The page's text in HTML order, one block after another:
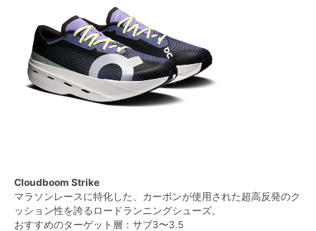
Cloudboom Strike
マラソンレースに​特化した​、カーボンが使用された超高反発の​ク
ッション性を​誇る​ロードランニングシューズ。
おすすめのターゲット層：サブ3〜3.5